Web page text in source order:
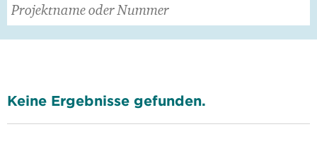
Keine Ergebnisse gefunden.